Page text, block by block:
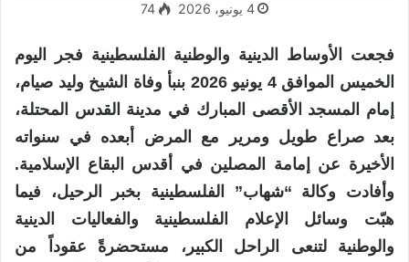
4 يونيو، 2026 74
فجعت الأوساط الدينية والوطنية الفلسطينية فجر اليوم
الخميس الموافق 4 يونيو 2026 بنبأ وفاة الشيخ وليد صيام،
إمام المسجد الأقصى المبارك في مدينة القدس المحتلة،
بعد صراع طويل ومرير مع المرض أبعده في سنواته
الأخيرة عن إمامة المصلين في أقدس البقاع الإسلامية.
وأفادت وكالة “شهاب” الفلسطينية بخبر الرحيل، فيما
هبّت وسائل الإعلام الفلسطينية والفعاليات الدينية
والوطنية لتنعى الراحل الكبير، مستحضرةً عقوداً من